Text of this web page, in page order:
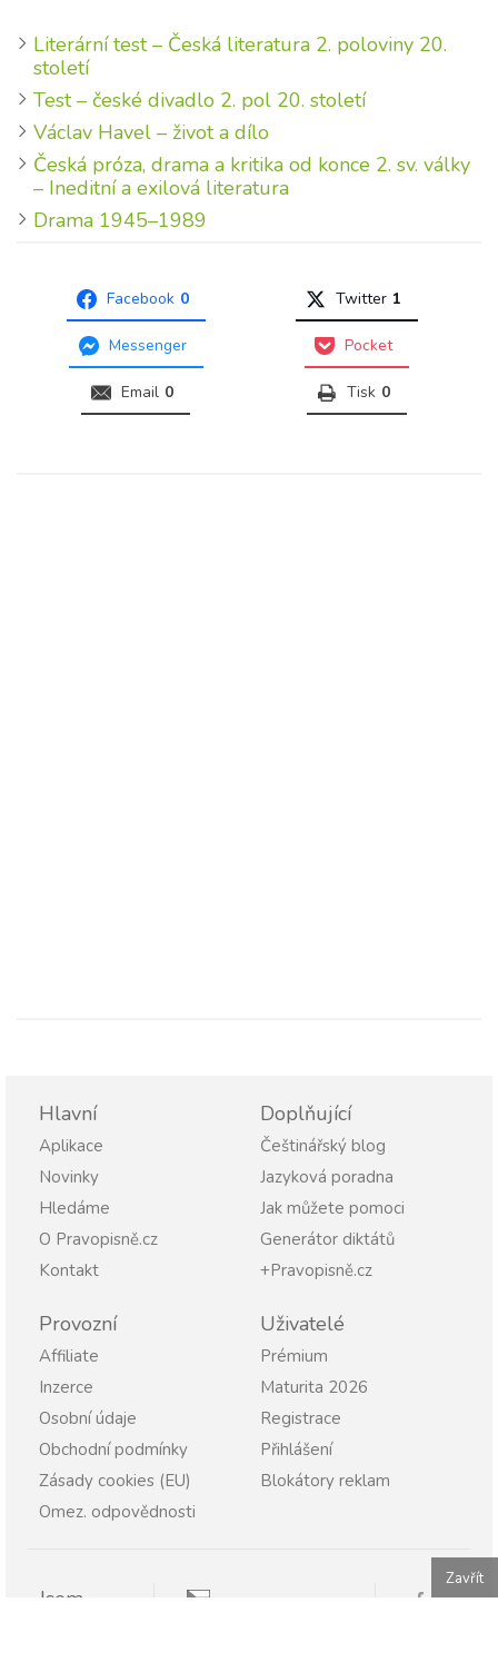
Literární test – Česká literatura 2. poloviny 20.
století
Test – české divadlo 2. pol 20. století
Václav Havel – život a dílo
Česká próza, drama a kritika od konce 2. sv. války
– Ineditní a exilová literatura
Drama 1945–1989
Facebook 0 Twitter 1
Messenger Pocket
Email 0 Tisk 0
Hlavní
Aplikace
Novinky
Hledáme
O Pravopisně.cz
Kontakt
Doplňující
Češtinářský blog
Jazyková poradna
Jak můžete pomoci
Generátor diktátů
+Pravopisně.cz
Provozní
Affiliate
Inzerce
Osobní údaje
Obchodní podmínky
Zásady cookies (EU)
Omez. odpovědnosti
Uživatelé
Prémium
Maturita 2026
Registrace
Přihlášení
Blokátory reklam
Jsem
Zavřít